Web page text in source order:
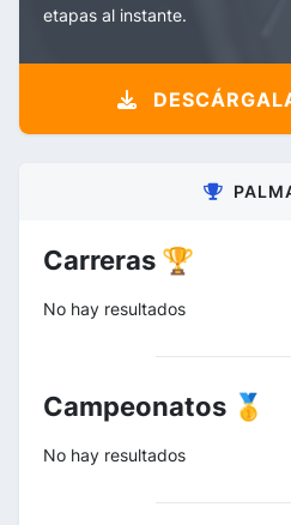
etapas al instante.
Carreras 🏆
No hay resultados
Campeonatos 🥇
No hay resultados